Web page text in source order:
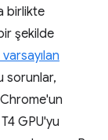
birlikte
bir şekilde
sorunlar,
GPU'yu